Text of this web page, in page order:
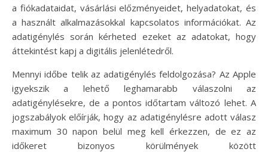
a fiókadataidat, vásárlási előzményeidet, helyadatokat, és
a használt alkalmazásokkal kapcsolatos információkat. Az
adatigénylés során kérheted ezeket az adatokat, hogy
áttekintést kapj a digitális jelenlétedről.
Mennyi időbe telik az adatigénylés feldolgozása? Az Apple
igyekszik a lehető leghamarabb válaszolni az
adatigénylésekre, de a pontos időtartam változó lehet. A
jogszabályok előírják, hogy az adatigénylésre adott válasz
maximum 30 napon belül meg kell érkezzen, de ez az
időkeret bizonyos körülmények között